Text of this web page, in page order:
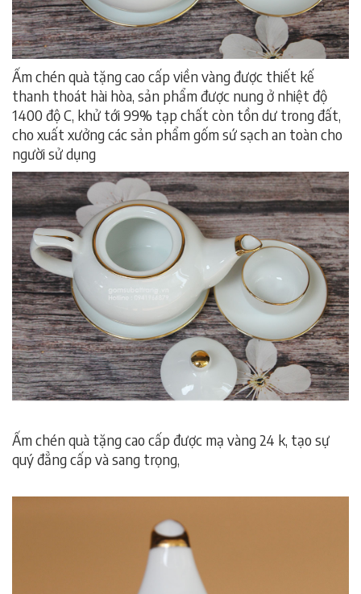
Ấm chén quà tặng cao cấp viền vàng được thiết kế
thanh thoát hài hòa, sản phẩm được nung ở nhiệt độ
1400 độ C, khử tới 99% tạp chất còn tồn dư trong đất,
cho xuất xưởng các sản phẩm gốm sứ sạch an toàn cho
người sử dụng
Ấm chén quà tặng cao cấp được mạ vàng 24 k, tạo sự
quý đẳng cấp và sang trọng,